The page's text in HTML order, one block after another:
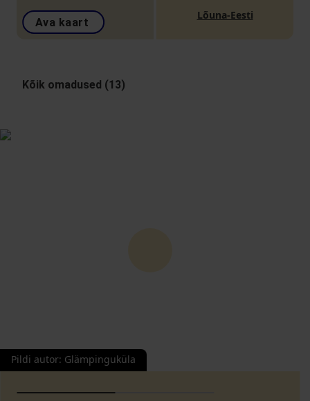
Ava kaart
Lõuna-Eesti
Kõik omadused (13)
Pildi autor: Glämpinguküla